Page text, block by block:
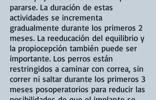
pararse. La duración de estas
actividades se incrementa
gradualmente durante los primeros 2
meses. La reeducación del equilibrio y
la propiocepción también puede ser
importante. Los perros están
restringidos a caminar con correa, sin
correr ni saltar durante los primeros 3
meses posoperatorios para reducir las